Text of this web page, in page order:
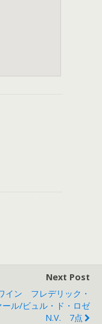
Next Post
イン フレデリック・
ール/ビュル・ド・ロゼ
N.V. 7点